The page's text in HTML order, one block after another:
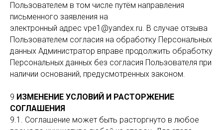
Пользователем в том числе путём направления
письменного заявления на
электронный адрес vpe1@yandex.ru. В случае отзыва
Пользователем согласия на обработку Персональных
данных Администратор вправе продолжить обработку
Персональных данных без согласия Пользователя при
наличии оснований, предусмотренных законом.
9 ИЗМЕНЕНИЕ УСЛОВИЙ И РАСТОРЖЕНИЕ
СОГЛАШЕНИЯ
9.1. Соглашение может быть расторгнуто в любое